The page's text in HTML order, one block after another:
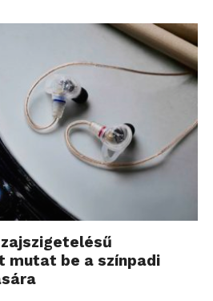
be a színpadi